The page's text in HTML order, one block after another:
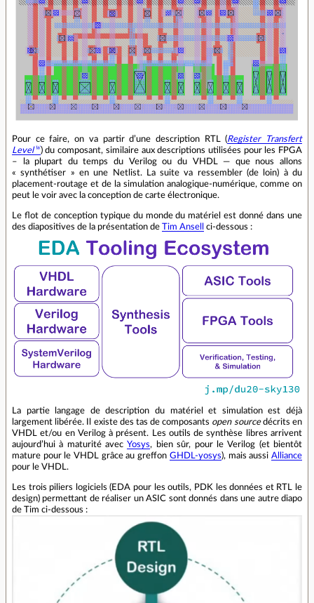
Pour ce faire, on va partir d’une description RTL (Register Transfert
Level
) du composant, similaire aux descriptions utilisées pour les FPGA
– la plupart du temps du Verilog ou du VHDL — que nous allons
« synthétiser » en une Netlist. La suite va ressembler (de loin) à du
placement‐routage et de la simulation analogique‐numérique, comme on
peut le voir avec la conception de carte électronique.
Le flot de conception typique du monde du matériel est donné dans une
des diapositives de la présentation de Tim Ansell ci‑dessous :
La partie langage de description du matériel et simulation est déjà
largement libérée. Il existe des tas de composants open sourcedécrits en
VHDL et/ou en Verilog à présent. Les outils de synthèse libres arrivent
aujourd’hui à maturité avecYosys, bien sûr, pour le Verilog (et bientôt
mature pour le VHDL grâce au greffon GHDL-yosys), mais aussiAlliance
pour le VHDL.
Les trois piliers logiciels (EDA pour les outils, PDK les données et RTL le
design) permettant de réaliser un ASIC sont donnés dans une autre diapo
de Tim ci‑dessous :